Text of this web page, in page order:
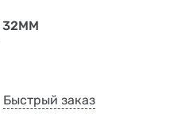
32ММ
Быстрый заказ